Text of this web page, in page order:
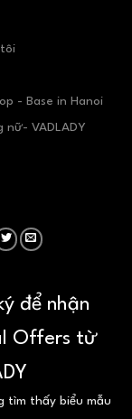
- Base in Hanoi
nữ- VADLADY
để nhận
Offers từ
tìm thấy biểu mẫu